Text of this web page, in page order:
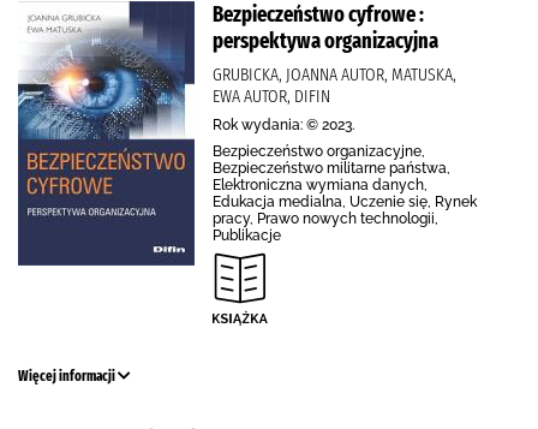
Bezpieczeństwo cyfrowe :
perspektywa organizacyjna
GRUBICKA, JOANNA AUTOR, MATUSKA,
EWA AUTOR, DIFIN
Rok wydania: © 2023.
Bezpieczeństwo organizacyjne,
Bezpieczeństwo militarne państwa,
Elektroniczna wymiana danych,
Edukacja medialna, Uczenie się, Rynek
pracy, Prawo nowych technologii,
Publikacje
Więcej informacji